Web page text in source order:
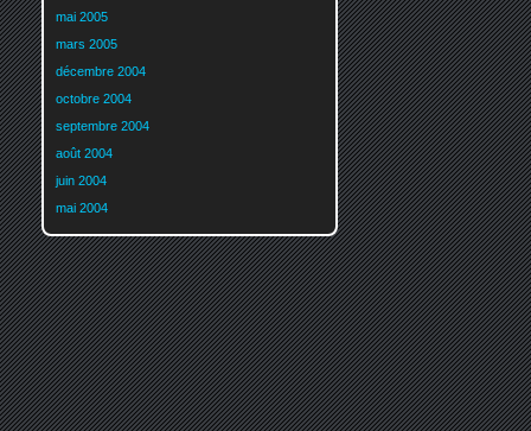
mai 2005
mars 2005
décembre 2004
octobre 2004
septembre 2004
août 2004
juin 2004
mai 2004